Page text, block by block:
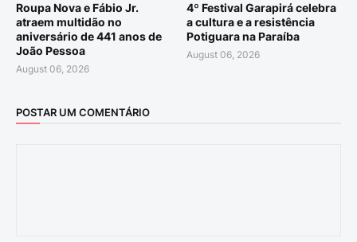
Roupa Nova e Fábio Jr.
atraem multidão no
aniversário de 441 anos de
João Pessoa
August 06, 2026
4º Festival Garapirá celebra
a cultura e a resistência
Potiguara na Paraíba
August 06, 2026
POSTAR UM COMENTÁRIO